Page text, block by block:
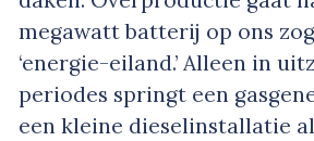
megawatt batterij op ons
‘energie-eiland.’ Alleen in
periodes springt een
een kleine dieselinstallatie